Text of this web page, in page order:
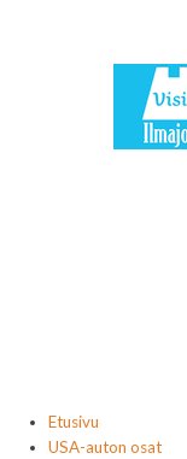
Etusivu
USA-auton osat